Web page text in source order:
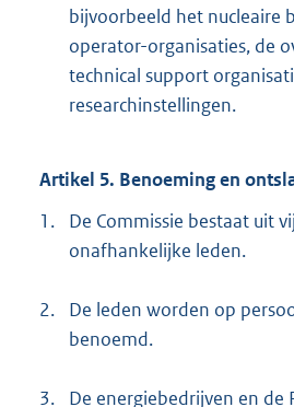
bijvoorbeeld het nucleaire
operator-organisaties, de
technical support
researchinstellingen.
Artikel 5. Benoeming en
1.
De Commissie bestaat uit
onafhankelijke leden.
2.
De leden worden op
benoemd.
3.
De energiebedrijven en de